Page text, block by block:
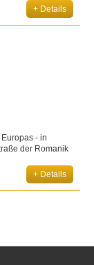
+ Details
- in
der Romanik
+ Details